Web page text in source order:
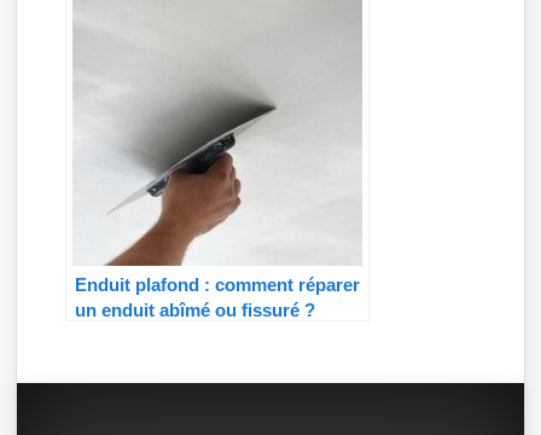
Enduit plafond : comment réparer
un enduit abîmé ou fissuré ?